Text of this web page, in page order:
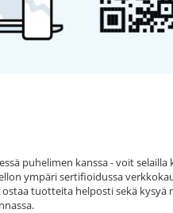
puhelimen kanssa - voit
ympäri sertifioidussa
tuotteita helposti sekä kysyä